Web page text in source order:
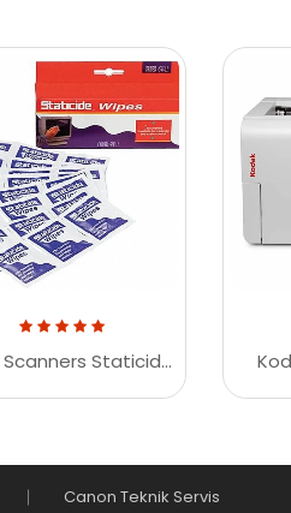
Kodak Scanners Staticide Cleaning Wipes 8965519
Canon Teknik Servis